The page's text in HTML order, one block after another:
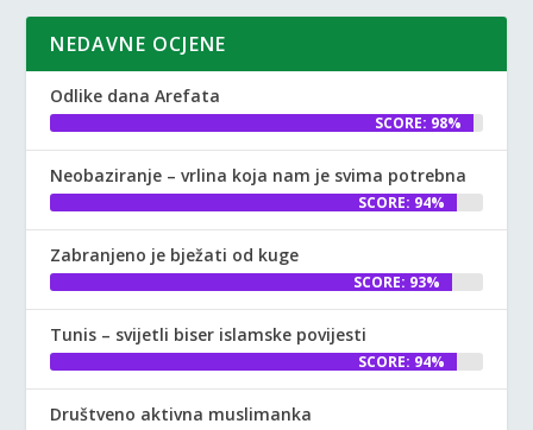
NEDAVNE OCJENE
Odlike dana Arefata
SCORE: 98%
Neobaziranje – vrlina koja nam je svima potrebna
SCORE: 94%
Zabranjeno je bježati od kuge
SCORE: 93%
Tunis – svijetli biser islamske povijesti
SCORE: 94%
Društveno aktivna muslimanka